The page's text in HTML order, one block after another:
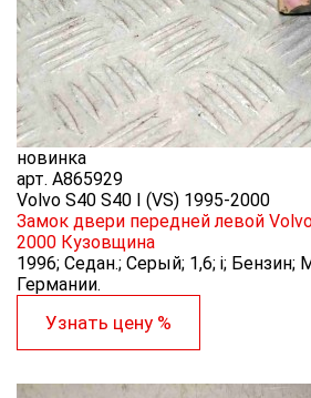
новинка
арт. A865929
Volvo S40 S40 I (VS) 1995-2000
Замок двери передней левой
2000 Кузовщина
1996; Седан.; Серый; 1,6; i;
Германии.
Узнать цену %